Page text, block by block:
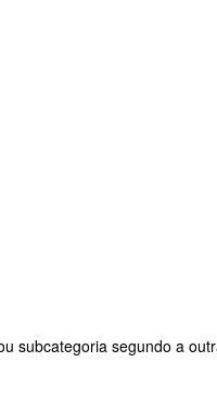
subcategoria segundo a